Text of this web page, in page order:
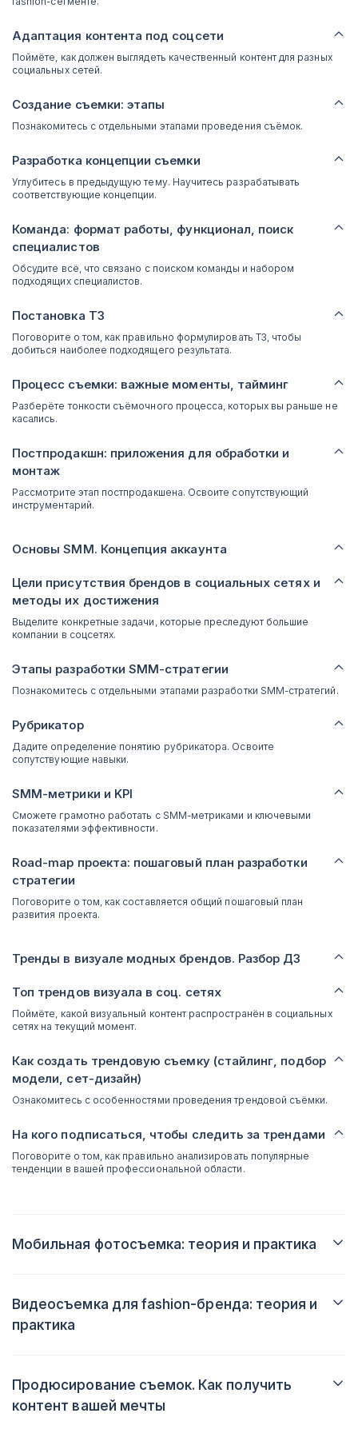
Адаптация контента под соцсети
Поймёте, как должен выглядеть качественный контент для разных
социальных сетей.
Создание съемки: этапы
Познакомитесь с отдельными этапами проведения съёмок.
Разработка концепции съемки
Углубитесь в предыдущую тему. Научитесь разрабатывать
соответствующие концепции.
Команда: формат работы, функционал, поиск
специалистов
Обсудите всё, что связано с поиском команды и набором
подходящих специалистов.
Постановка ТЗ
Поговорите о том, как правильно формулировать ТЗ, чтобы
добиться наиболее подходящего результата.
Процесс съемки: важные моменты, тайминг
Разберёте тонкости съёмочного процесса, которых вы раньше не
касались.
Постпродакшн: приложения для обработки и
монтаж
Рассмотрите этап постпродакшена. Освоите сопутствующий
инструментарий.
Основы SMM. Концепция аккаунта
Цели присутствия брендов в социальных сетях и
методы их достижения
Выделите конкретные задачи, которые преследуют большие
компании в соцсетях.
Этапы разработки SMM-стратегии
Познакомитесь с отдельными этапами разработки SMM-стратегий.
Рубрикатор
Дадите определение понятию рубрикатора. Освоите
сопутствующие навыки.
SMM-метрики и KPI
Сможете грамотно работать с SMM-метриками и ключевыми
показателями эффективности.
Road-map проекта: пошаговый план разработки
стратегии
Поговорите о том, как составляется общий пошаговый план
развития проекта.
Тренды в визуале модных брендов. Разбор ДЗ
Топ трендов визуала в соц. сетях
Поймёте, какой визуальный контент распространён в социальных
сетях на текущий момент.
Как создать трендовую съемку (стайлинг, подбор
модели, сет-дизайн)
Ознакомитесь с особенностями проведения трендовой съёмки.
На кого подписаться, чтобы следить за трендами
Поговорите о том, как правильно анализировать популярные
тенденции в вашей профессиональной области.
Мобильная фотосъемка: теория и практика
Особенности подготовки, организации и
проведения съемки
Разберётесь в особенностях формата мудборда и сможете с ним
работать.
Базовые настройки камеры смартфона
Видеосъемка для fashion-бренда: теория и
практика
Особенности, приемы и тренды
Зачем бренду нужны видео в соцсетях
Продюсирование съемок. Как получить
контент вашей мечты